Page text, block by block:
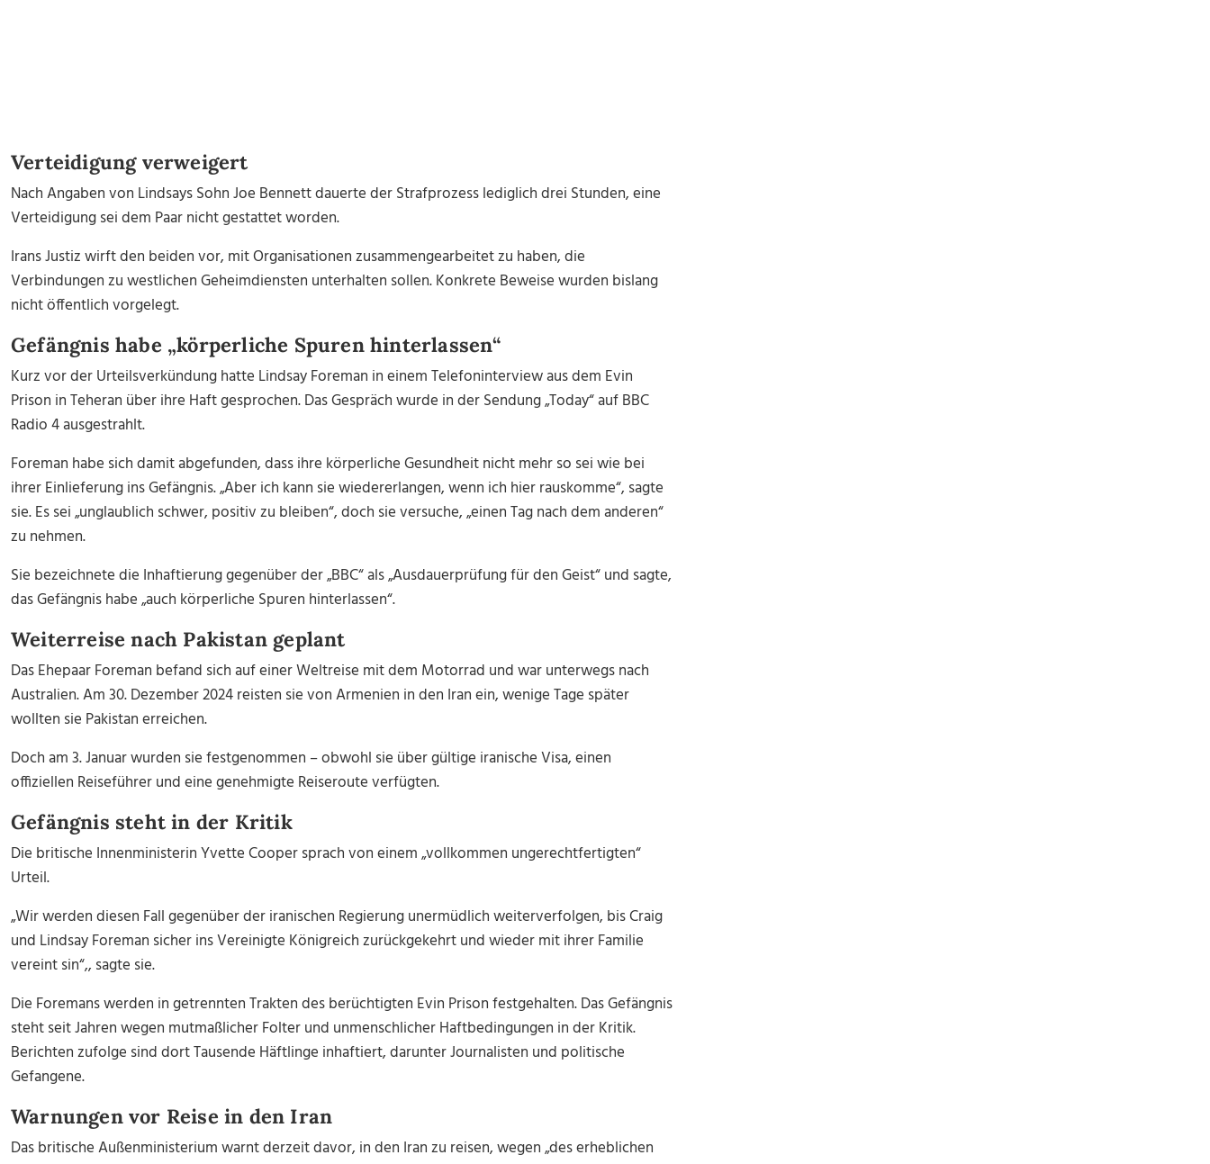
Verteidigung verweigert
Nach Angaben von Lindsays Sohn Joe Bennett dauerte der Strafprozess lediglich drei Stunden, eine
Verteidigung sei dem Paar nicht gestattet worden.
Irans Justiz wirft den beiden vor, mit Organisationen zusammengearbeitet zu haben, die
Verbindungen zu westlichen Geheimdiensten unterhalten sollen. Konkrete Beweise wurden bislang
nicht öffentlich vorgelegt.
Gefängnis habe „körperliche Spuren hinterlassen“
Kurz vor der Urteilsverkündung hatte Lindsay Foreman in einem Telefoninterview aus dem Evin
Prison in Teheran über ihre Haft gesprochen. Das Gespräch wurde in der Sendung „Today“ auf BBC
Radio 4 ausgestrahlt.
Foreman habe sich damit abgefunden, dass ihre körperliche Gesundheit nicht mehr so sei wie bei
ihrer Einlieferung ins Gefängnis. „Aber ich kann sie wiedererlangen, wenn ich hier rauskomme“, sagte
sie. Es sei „unglaublich schwer, positiv zu bleiben“, doch sie versuche, „einen Tag nach dem anderen“
zu nehmen.
Sie bezeichnete die Inhaftierung gegenüber der „BBC“ als „Ausdauerprüfung für den Geist“ und sagte,
das Gefängnis habe „auch körperliche Spuren hinterlassen“.
Weiterreise nach Pakistan geplant
Das Ehepaar Foreman befand sich auf einer Weltreise mit dem Motorrad und war unterwegs nach
Australien. Am 30. Dezember 2024 reisten sie von Armenien in den Iran ein, wenige Tage später
wollten sie Pakistan erreichen.
Doch am 3. Januar wurden sie festgenommen – obwohl sie über gültige iranische Visa, einen
offiziellen Reiseführer und eine genehmigte Reiseroute verfügten.
Gefängnis steht in der Kritik
Die britische Innenministerin Yvette Cooper sprach von einem „vollkommen ungerechtfertigten“
Urteil.
„Wir werden diesen Fall gegenüber der iranischen Regierung unermüdlich weiterverfolgen, bis Craig
und Lindsay Foreman sicher ins Vereinigte Königreich zurückgekehrt und wieder mit ihrer Familie
vereint sin“,, sagte sie.
Die Foremans werden in getrennten Trakten des berüchtigten Evin Prison festgehalten. Das Gefängnis
steht seit Jahren wegen mutmaßlicher Folter und unmenschlicher Haftbedingungen in der Kritik.
Berichten zufolge sind dort Tausende Häftlinge inhaftiert, darunter Journalisten und politische
Gefangene.
Warnungen vor Reise in den Iran
Das britische Außenministerium warnt derzeit davor, in den Iran zu reisen, wegen „des erheblichen